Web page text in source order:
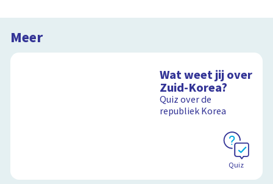
Meer
Wat weet jij over
Zuid-Korea?
Quiz over de
republiek Korea
Quiz